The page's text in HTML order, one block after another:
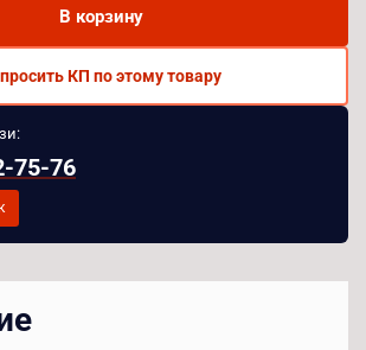
В корзину
КП по этому товару
75-76